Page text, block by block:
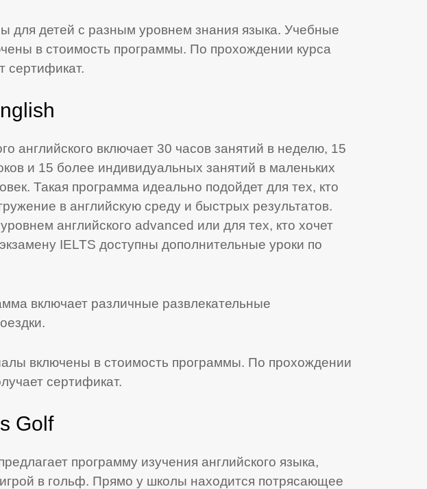
для детей с разным уровнем знания языка. Учебные
в стоимость программы. По прохождении курса
сертификат.
английского включает 30 часов занятий в неделю, 15
и 15 более индивидуальных занятий в маленьких
Такая программа идеально подойдет для тех, кто
в английскую среду и быстрых результатов.
английского advanced или для тех, кто хочет
экзамену IELTS доступны дополнительные уроки по
включает различные развлекательные
включены в стоимость программы. По прохождении
сертификат.
Golf
программу изучения английского языка,
в гольф. Прямо у школы находится потрясающее